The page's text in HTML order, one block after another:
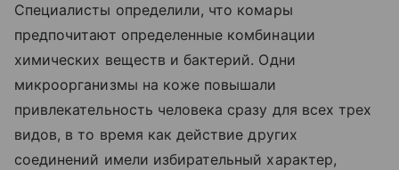
Специалисты определили, что комары
предпочитают определенные комбинации
химических веществ и бактерий. Одни
микроорганизмы на коже повышали
привлекательность человека сразу для всех трех
видов, в то время как действие других
соединений имели избирательный характер,